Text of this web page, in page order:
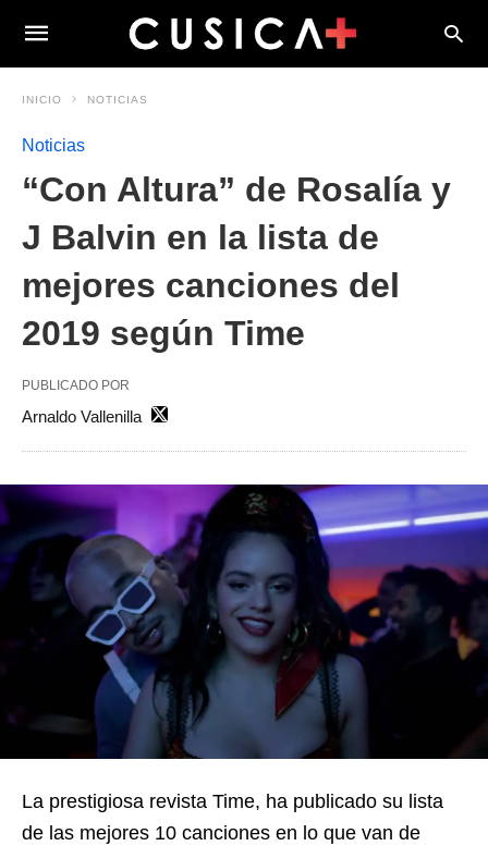
INICIO NOTICIAS
Noticias
“Con Altura” de Rosalía y
J Balvin en la lista de
mejores canciones del
2019 según Time
PUBLICADO POR
Arnaldo Vallenilla
La prestigiosa revista Time, ha publicado su lista
de las mejores 10 canciones en lo que van de